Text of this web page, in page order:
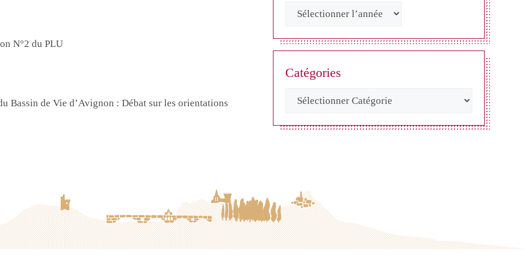
N°2 du PLU
Bassin de Vie d’Avignon : Débat sur les orientations
Catégories